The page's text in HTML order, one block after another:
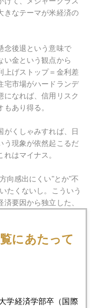
きなテーマが米経済の
念後退という意味で
い金という観点から
上げストップ＝金利差
宅市場がハードランデ
になれば、信用リスク
あり得る。
がくしゃみすれば、日
う現象が依然起こるだ
はマイナス。
向感出にくい"とか"不
たくないし。こういう
要因から独立した、
少し確認する必要はあ
まぐれには色々翻弄さ
にあたって
学経済学部卒（国際